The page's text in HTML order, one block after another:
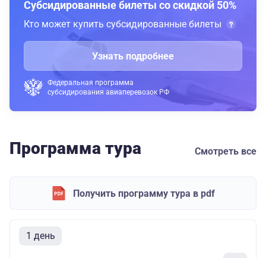
Субсидированные билеты со скидкой 50%
Кто может купить субсидированные билеты
Узнать подробнее
Федеральная программа
субсидирования авиаперевозок РФ
Программа тура Смотреть все
Получить программу тура в pdf
1 день